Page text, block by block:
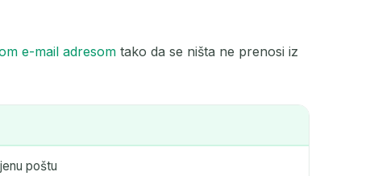
e-mail adresom tako da se ništa ne prenosi iz
poštu